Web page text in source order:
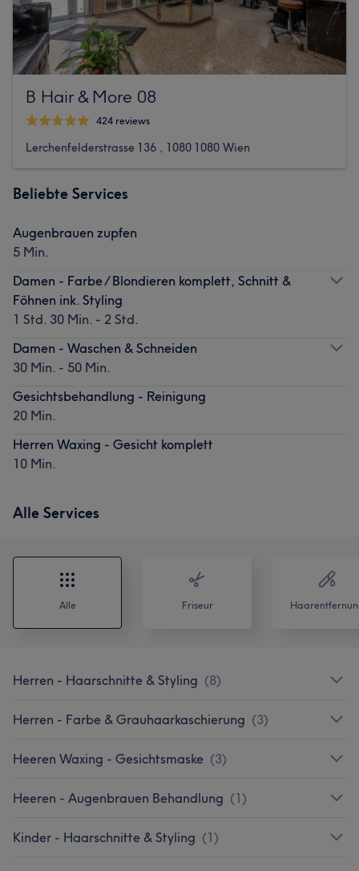
B Hair & More 08
424 reviews
Lerchenfelderstrasse 136 , 1080 1080 Wien
Beliebte Services
Augenbrauen zupfen
5 Min.
Damen - Farbe / Blondieren komplett, Schnitt &
Föhnen ink. Styling
1 Std. 30 Min. - 2 Std.
Damen - Waschen & Schneiden
30 Min. - 50 Min.
Gesichtsbehandlung - Reinigung
20 Min.
Herren Waxing - Gesicht komplett
10 Min.
Alle Services
Alle Friseur
Herren - Haarschnitte & Styling (8)
Herren - Farbe & Grauhaarkaschierung (3)
Heeren Waxing - Gesichtsmaske (3)
Heeren - Augenbrauen Behandlung (1)
Kinder - Haarschnitte & Styling (1)